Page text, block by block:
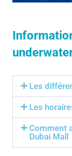
Les
Les
Comment
Dubai Mall